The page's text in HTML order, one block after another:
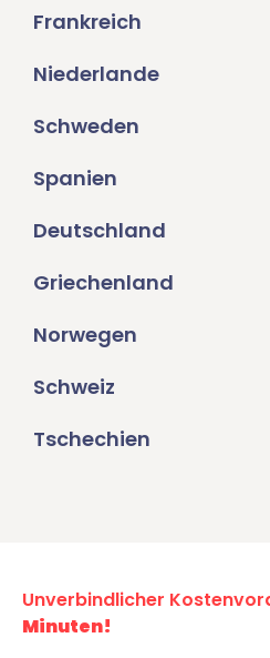
Frankreich
Niederlande
Schweden
Spanien
Deutschland
Griechenland
Norwegen
Schweiz
Tschechien
Unverbindlicher
Minuten!